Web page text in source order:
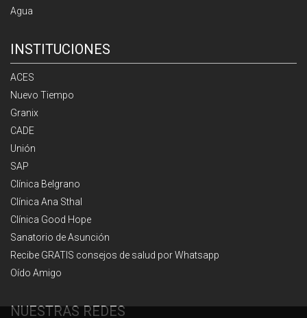
Agua
INSTITUCIONES
ACES
Nuevo Tiempo
Granix
CADE
Unión
SAP
Clínica Belgrano
Clínica Ana Sthal
Clínica Good Hope
Sanatorio de Asunción
Recibe GRATIS consejos de salud por Whatsapp
Oído Amigo
NUESTRAS REDES